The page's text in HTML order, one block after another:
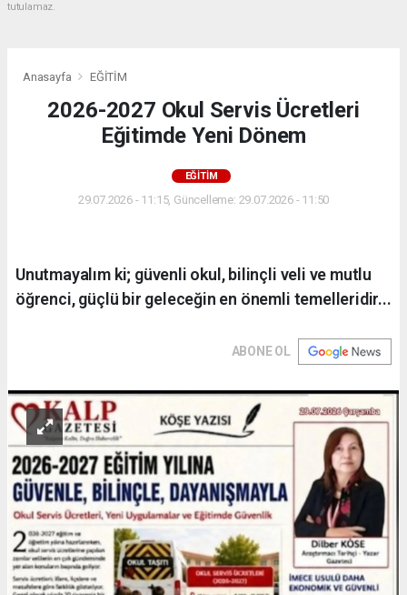
tutulamaz.
Anasayfa EĞİTİM
2026-2027 Okul Servis Ücretleri
Eğitimde Yeni Dönem
EĞİTİM
29.07.2026 - 11:15, Güncelleme: 29.07.2026 - 11:50
Unutmayalım ki; güvenli okul, bilinçli veli ve mutlu
öğrenci, güçlü bir geleceğin en önemli temelleridir...
ABONE OL